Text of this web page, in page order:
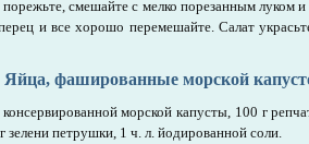
смешайте с мелко порезанным луком
и все хорошо перемешайте. Салат
Яйца, фашированные морской
морской капусты, 100 г
зелени петрушки, 1 ч. л. йодированной соли.